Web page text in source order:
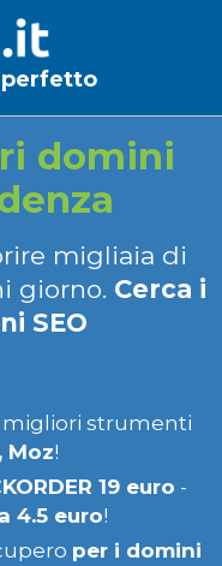
domini
migliaia di
giorno. Cerca i
SEO
migliori strumenti
Moz!
19 euro -
4.5 euro!
per i domini